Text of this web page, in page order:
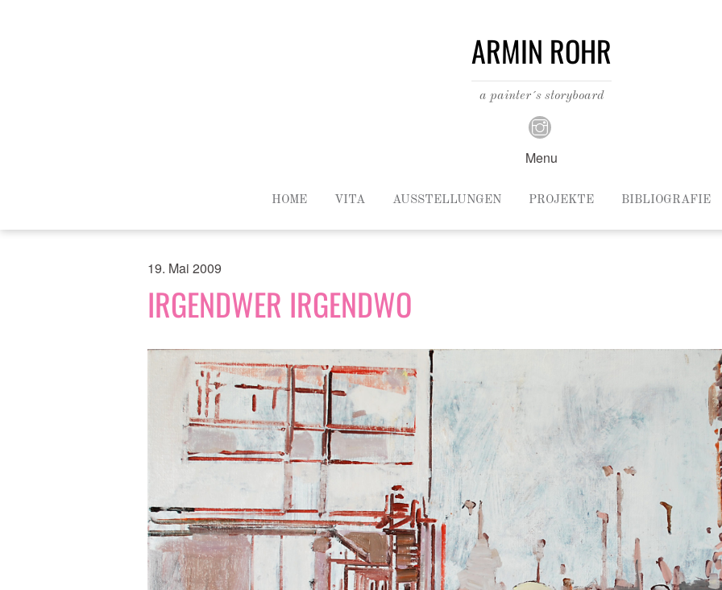
ARMIN ROHR
a painter´s storyboard
Menu
HOME VITA AUSSTELLUNGEN PROJEKTE BIBLIOGRAFIE
19. Mai 2009
IRGENDWER IRGENDWO